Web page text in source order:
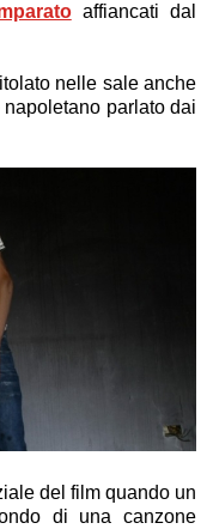
affiancati dal
nelle sale anche
parlato dai
del film quando un
di una canzone